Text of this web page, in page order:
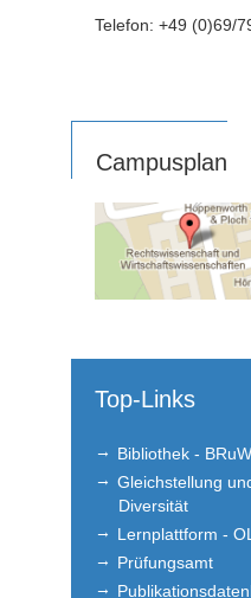
Telefon: +49 (0)69/
Campusplan
Top-Links
Bibliothek - BRuW
Gleichstellung
Diversität
Lernplattform -
Prüfungsamt